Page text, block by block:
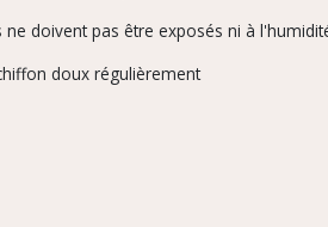
doivent pas être exposés ni à
doux régulièrement